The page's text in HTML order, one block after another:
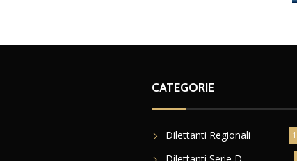
CATEGORIE
Dilettanti Regionali